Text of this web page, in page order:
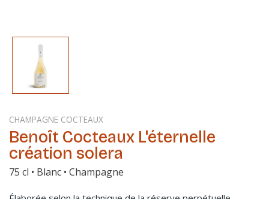
CHAMPAGNE COCTEAUX
Benoît Cocteaux L'éternelle
création solera
75 cl • Blanc • Champagne